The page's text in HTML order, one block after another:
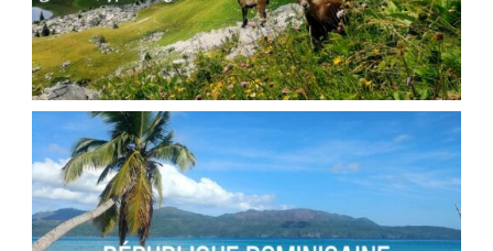
FRANCE // RANDONNÉE AU COL DES PORTES
D’OCHE
Audrey Blog,Europe